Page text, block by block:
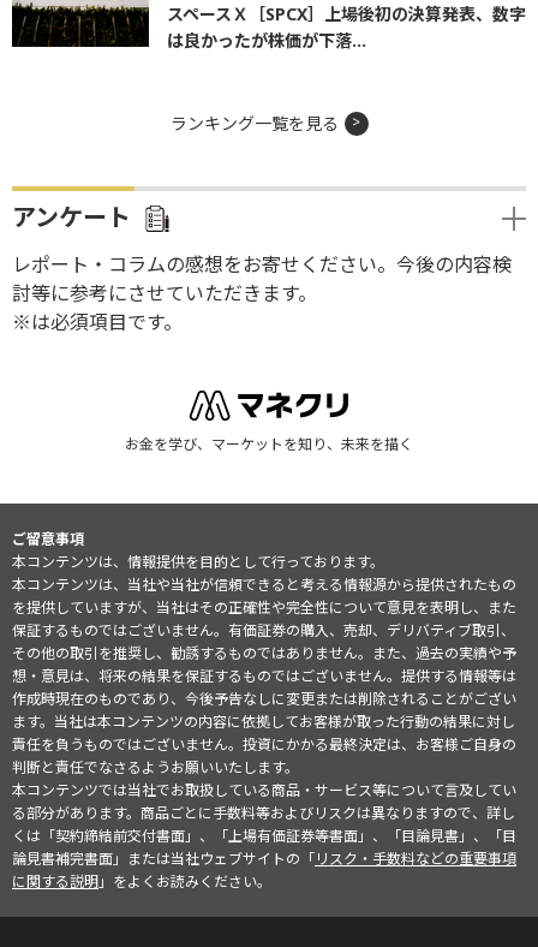
スペースＸ［SPCX］上場後初の決算発表、数字
は良かったが株価が下落...
ランキング一覧を見る
アンケート
レポート・コラムの感想をお寄せください。今後の内容検
討等に参考にさせていただきます。
※は必須項目です。
お金を学び、マーケットを知り、未来を描く
ご留意事項
本コンテンツは、情報提供を目的として行っております。
本コンテンツは、当社や当社が信頼できると考える情報源から提供されたもの
を提供していますが、当社はその正確性や完全性について意見を表明し、また
保証するものではございません。有価証券の購入、売却、デリバティブ取引、
その他の取引を推奨し、勧誘するものではありません。また、過去の実績や予
想・意見は、将来の結果を保証するものではございません。提供する情報等は
作成時現在のものであり、今後予告なしに変更または削除されることがござい
ます。当社は本コンテンツの内容に依拠してお客様が取った行動の結果に対し
責任を負うものではございません。投資にかかる最終決定は、お客様ご自身の
判断と責任でなさるようお願いいたします。
本コンテンツでは当社でお取扱している商品・サービス等について言及してい
る部分があります。商品ごとに手数料等およびリスクは異なりますので、詳し
くは「契約締結前交付書面」、「上場有価証券等書面」、「目論見書」、「目
論見書補完書面」または当社ウェブサイトの「リスク・手数料などの重要事項
に関する説明」をよくお読みください。